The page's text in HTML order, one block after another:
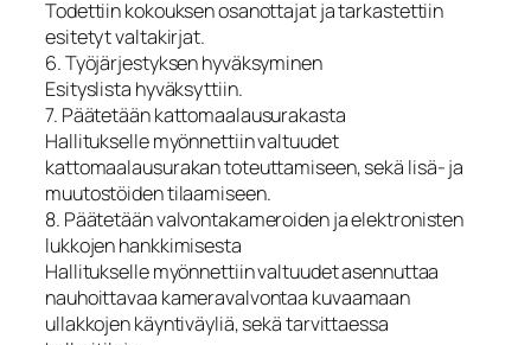
Todettiin kokouksen osanottajat ja tarkastettiin
esitetyt valtakirjat.
6. Työjärjestyksen hyväksyminen
Esityslista hyväksyttiin.
7. Päätetään kattomaalausurakasta
Hallitukselle myönnettiin valtuudet
kattomaalausurakan toteuttamiseen, sekä lisä- ja
muutostöiden tilaamiseen.
8. Päätetään valvontakameroiden ja elektronisten
lukkojen hankkimisesta
Hallitukselle myönnettiin valtuudet asennuttaa
nauhoittavaa kameravalvontaa kuvaamaan
ullakkojen käyntiväyliä, sekä tarvittaessa